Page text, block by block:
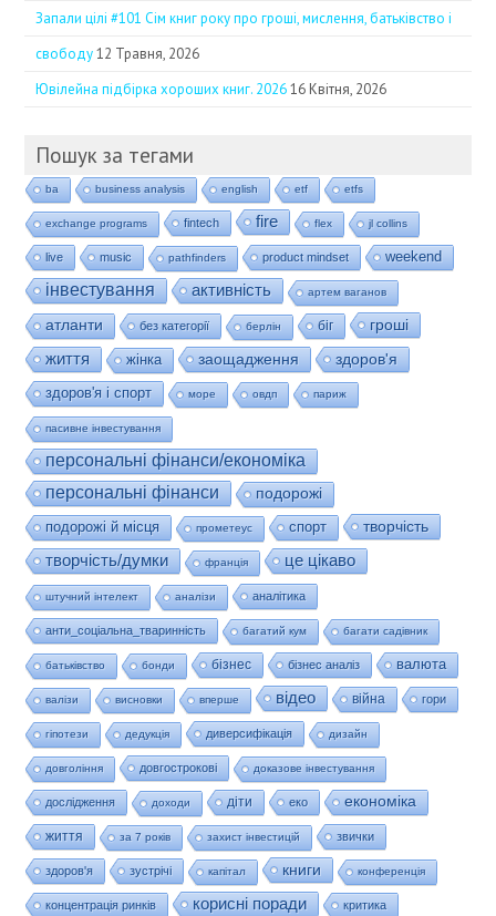
Запали цілі #101 Сім книг року про гроші, мислення, батьківство і
свободу 12 Травня, 2026
Ювілейна підбірка хороших книг. 2026 16 Квітня, 2026
Пошук за тегами
ba business analysis english etf etfs
exchange programs fintech fire flex jl collins
live music pathfinders product mindset weekend
інвестування активність артем ваганов
атланти без категорії берлін біг гроші
життя жінка заощадження здоров'я
здоров'я і спорт море овдп париж
пасивне інвестування
персональні фінанси/економіка
персональні фінанси
подорожі
подорожі й місця
прометеус спорт
творчість
творчість/думки
франція це цікаво
штучний інтелект аналізи аналітика
анти_соціальна_тваринність багатий кум багати садівник
батьківство бонди бізнес бізнес аналіз валюта
валізи висновки вперше відео війна гори
гіпотези дедукція диверсифікація дизайн
довгоління довгострокові доказове інвестування
дослідження доходи діти еко економіка
життя за 7 років захист інвестицій звички
здоров'я зустрічі капітал книги конференція
концентрація ринків корисні поради критика